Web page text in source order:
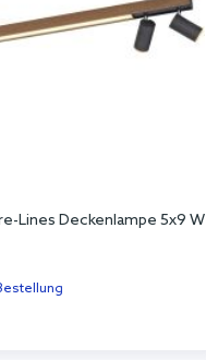
Lines Deckenlampe 5x9 W